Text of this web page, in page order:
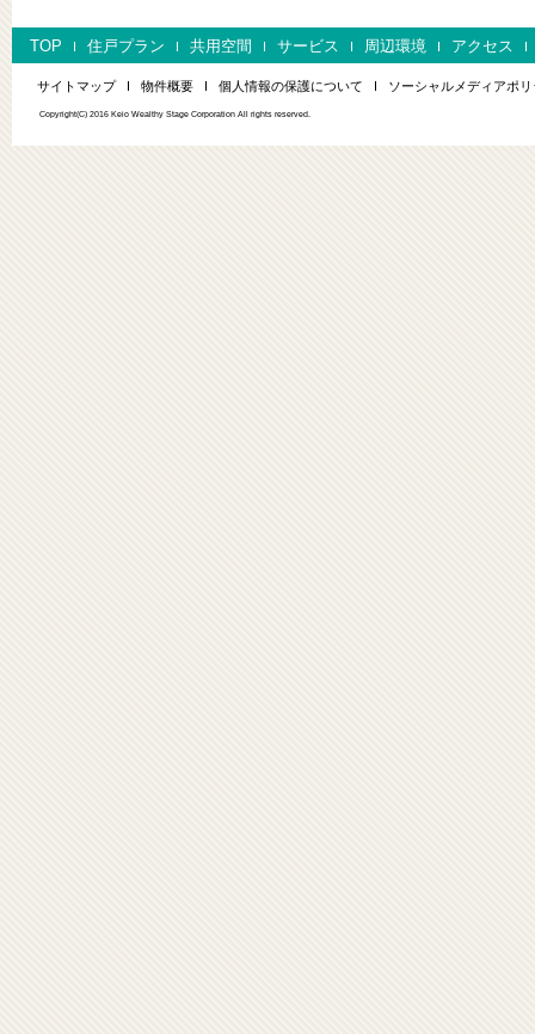
TOP 住戸プラン 共用空間 サービス 周辺環境 アクセス
サイトマップ 物件概要 個人情報の保護について ソーシャルメディアポ
Copyright(C) 2016 Keio Wealthy Stage Corporation All rights reserved.